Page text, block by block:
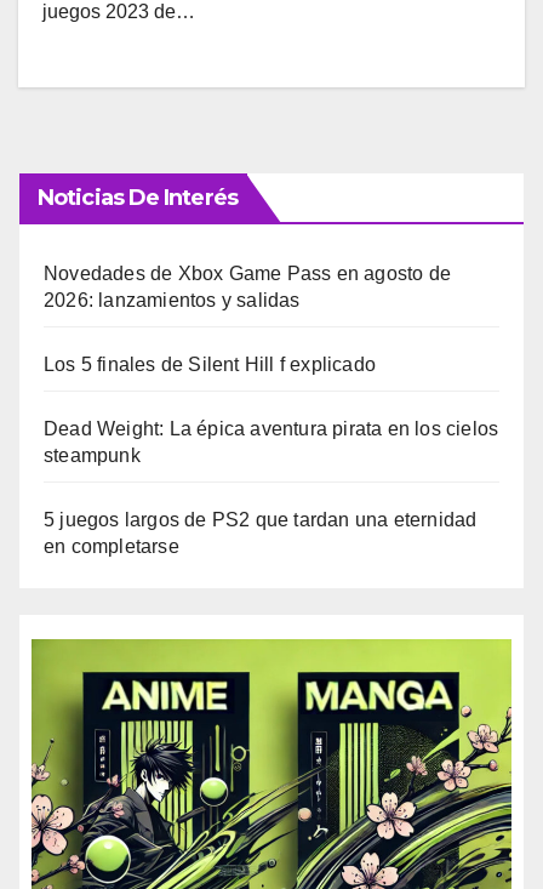
juegos 2023 de…
Noticias De Interés
Novedades de Xbox Game Pass en agosto de
2026: lanzamientos y salidas
Los 5 finales de Silent Hill f explicado
Dead Weight: La épica aventura pirata en los cielos
steampunk
5 juegos largos de PS2 que tardan una eternidad
en completarse